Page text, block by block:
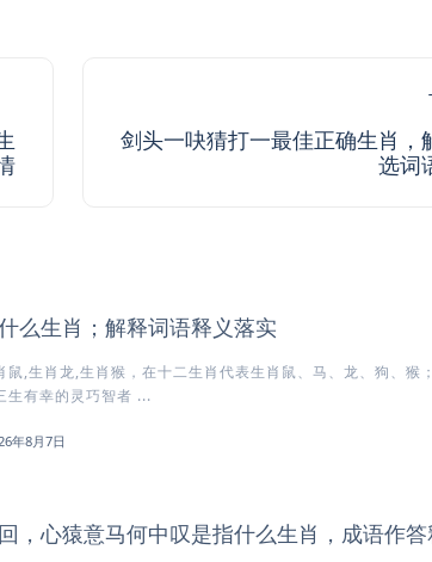
剑头一吷猜打一最佳正确生肖，
选词
么生肖；解释词语释义落实
鼠,生肖龙,生肖猴，在十二生肖代表生肖鼠、马、龙、狗、猴
生有幸的灵巧智者 ...
年8月7日
，心猿意马何中叹是指什么生肖，成语作